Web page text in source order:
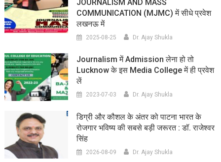
JOURNALISM AND MASS
COMMUNICATION (MJMC) में सीधे प्रवेश
लखनऊ में
2025-08-25 Dr. Ajay Shukla
Journalism में Admission लेना हो तो
Lucknow के इस Media College में ही प्रवेश
लें
2023-07-03 Dr. Ajay Shukla
डिग्री और कौशल के अंतर को पाटना भारत के
रोजगार भविष्य की सबसे बड़ी जरूरत : डॉ. राजेश्वर
सिंह
2026-08-09 Dr. Ajay Shukla